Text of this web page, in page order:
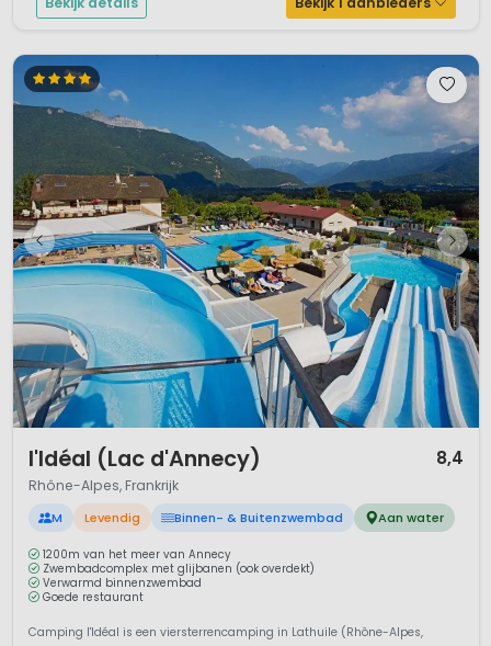
l'Idéal (Lac d'Annecy) 8,4
Rhône-Alpes, Frankrijk
M Levendig Binnen- & Buitenzwembad Aan water
1200m van het meer van Annecy
Zwembadcomplex met glijbanen (ook overdekt)
Verwarmd binnenzwembad
Goede restaurant
Camping l'Idéal is een viersterrencamping in Lathuile (Rhône-Alpes,